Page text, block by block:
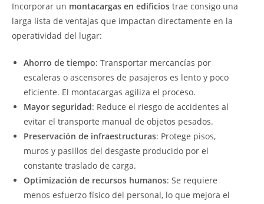
Incorporar un montacargas en edificios trae consigo una
larga lista de ventajas que impactan directamente en la
operatividad del lugar:
Ahorro de tiempo: Transportar mercancías por
escaleras o ascensores de pasajeros es lento y poco
eficiente. El montacargas agiliza el proceso.
Mayor seguridad: Reduce el riesgo de accidentes al
evitar el transporte manual de objetos pesados.
Preservación de infraestructuras: Protege pisos,
muros y pasillos del desgaste producido por el
constante traslado de carga.
Optimización de recursos humanos: Se requiere
menos esfuerzo físico del personal, lo que mejora el